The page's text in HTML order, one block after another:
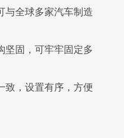
与全球多家汽车制造
坚固，可牢牢固定多
致，设置有序，方便